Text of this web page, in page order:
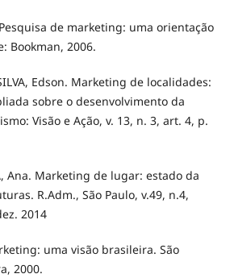
de marketing: uma orientação
Bookman, 2006.
Edson. Marketing de localidades:
sobre o desenvolvimento da
Visão e Ação, v. 13, n. 3, art. 4, p.
Ana. Marketing de lugar: estado da
R.Adm., São Paulo, v.49, n.4,
2014
uma visão brasileira. São
2000.